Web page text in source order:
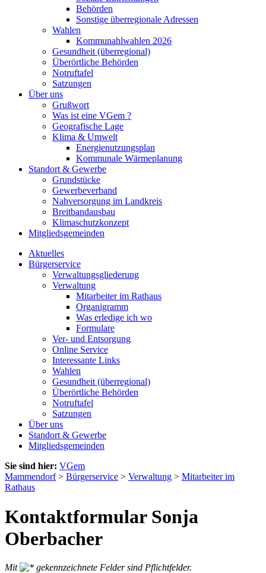
Behörden
Sonstige überregionale Adressen
Wahlen
Kommunahlwahlen 2026
Gesundheit (überregional)
Überörtliche Behörden
Notruftafel
Satzungen
Über uns
Grußwort
Was ist eine VGem ?
Geografische Lage
Klima & Umwelt
Energienutzungsplan
Kommunale Wärmeplanung
Standort & Gewerbe
Grundstücke
Gewerbeverband
Nahversorgung im Landkreis
Breitbandausbau
Klimaschutzkonzept
Mitgliedsgemeinden
Aktuelles
Bürgerservice
Verwaltungsgliederung
Verwaltung
Mitarbeiter im Rathaus
Organigramm
Was erledige ich wo
Formulare
Ver- und Entsorgung
Online Service
Interessante Links
Wahlen
Gesundheit (überregional)
Überörtliche Behörden
Notruftafel
Satzungen
Über uns
Standort & Gewerbe
Mitgliedsgemeinden
Sie sind hier: VGem
Mammendorf> Bürgerservice > Verwaltung > Mitarbeiter im
Rathaus
Kontaktformular Sonja
Oberbacher
Mit
gekennzeichnete Felder sind Pflichtfelder.